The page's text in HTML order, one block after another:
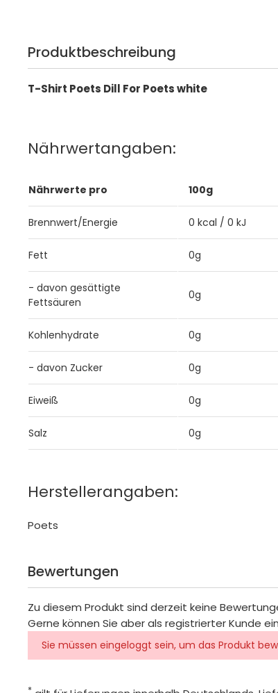
Produktbeschreibung
T-Shirt Poets Dill For Poets white
Nährwertangaben:
Nährwerte pro 100g
Brennwert/Energie 0 kcal / 0 kJ
Fett 0g
- davon gesättigte
Fettsäuren
0g
Kohlenhydrate 0g
- davon Zucker 0g
Eiweiß 0g
Salz 0g
Herstellerangaben:
Poets
Bewertungen
Zu diesem Produkt sind derzeit keine
Gerne können Sie aber als registrierter Kunde
Sie müssen eingeloggt sein, um das Produkt
*